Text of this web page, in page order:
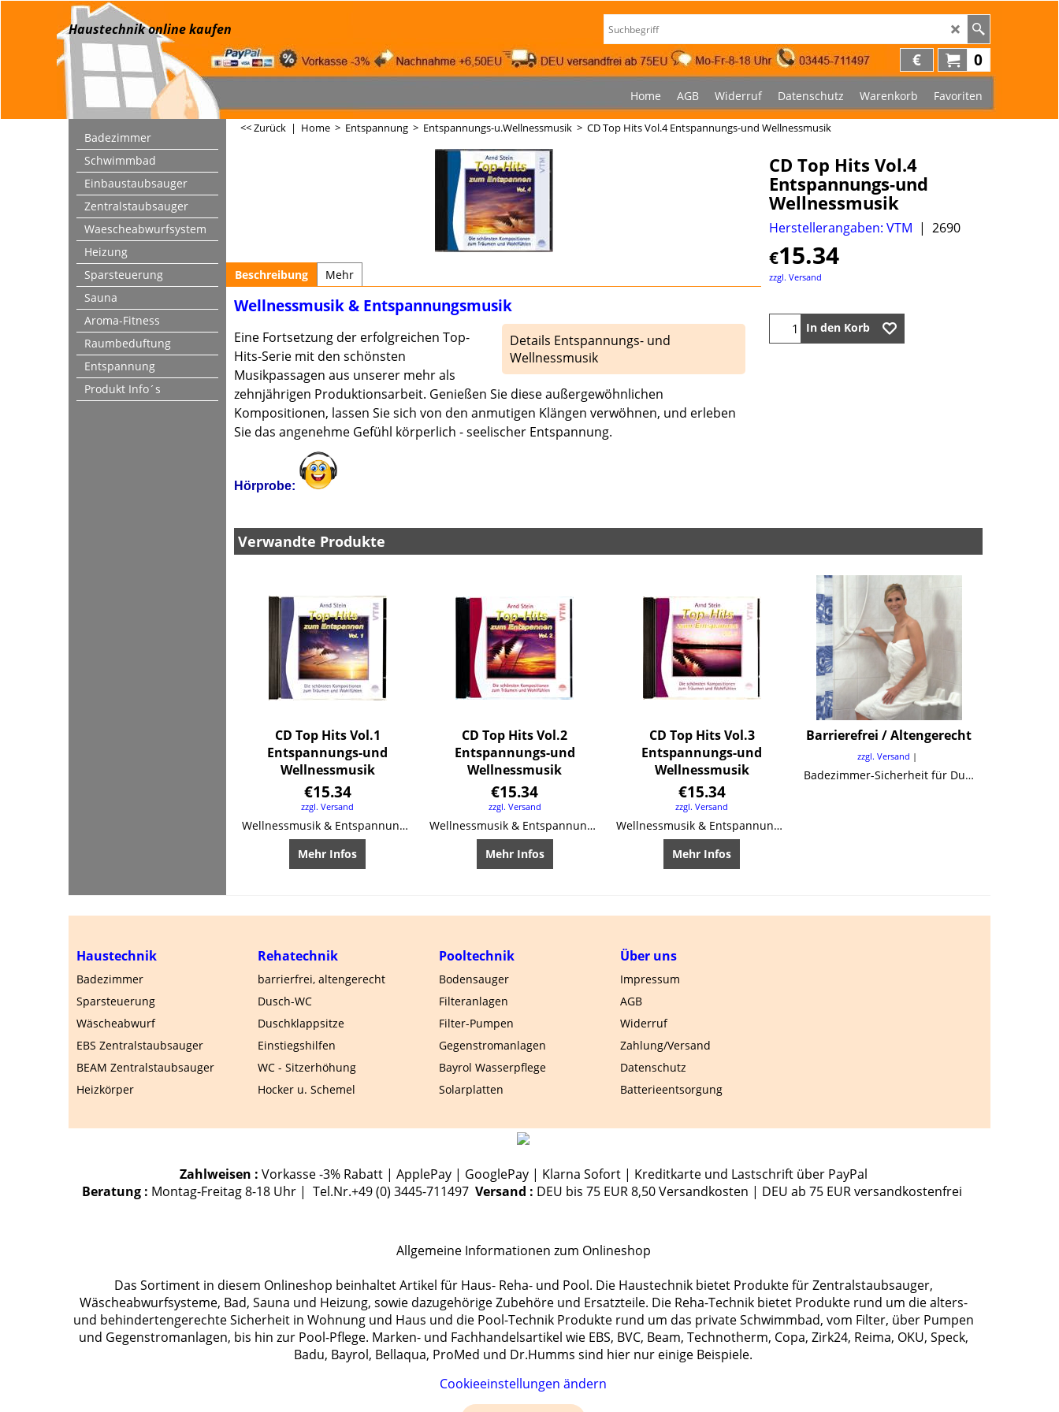
Haustechnik online kaufen
0
€
Home AGB Widerruf Datenschutz Warenkorb Favoriten
Badezimmer
Schwimmbad
Einbaustaubsauger
Zentralstaubsauger
Waescheabwurfsystem
Heizung
Sparsteuerung
Sauna
Aroma-Fitness
Raumbeduftung
Entspannung
Produkt Info´s
<< Zurück | Home > Entspannung > Entspannungs-u.Wellnessmusik > CD Top Hits Vol.4 Entspannungs-und Wellnessmusik
CD Top Hits Vol.4
Entspannungs-und
Wellnessmusik
Herstellerangaben: VTM 2690
€15.34
zzgl. Versand
In den Korb
Beschreibung Mehr
Wellnessmusik & Entspannungsmusik
Details Entspannungs- und
Wellnessmusik
Eine Fortsetzung der erfolgreichen Top-
Hits-Serie mit den schönsten
Musikpassagen aus unserer mehr als
zehnjährigen Produktionsarbeit. Genießen Sie diese außergewöhnlichen
Kompositionen, lassen Sie sich von den anmutigen Klängen verwöhnen, und erleben
Sie das angenehme Gefühl körperlich - seelischer Entspannung.
Hörprobe:
Verwandte Produkte
CD Top Hits Vol.1
Entspannungs-und
Wellnessmusik
€15.34
zzgl. Versand
Wellnessmusik & Entspannungsmusik
Mehr Infos
CD Top Hits Vol.2
Entspannungs-und
Wellnessmusik
€15.34
zzgl. Versand
Wellnessmusik & Entspannungsmusik
Mehr Infos
CD Top Hits Vol.3
Entspannungs-und
Wellnessmusik
€15.34
zzgl. Versand
Wellnessmusik & Entspannungsmusik
Mehr Infos
Barrierefrei / Altengerecht
zzgl. Versand
Badezimmer-Sicherheit für Dusche, Badewanne, Waschbecken und WC.
Haustechnik
Badezimmer
Sparsteuerung
Wäscheabwurf
EBS Zentralstaubsauger
BEAM Zentralstaubsauger
Heizkörper
Rehatechnik
barrierfrei, altengerecht
Dusch-WC
Duschklappsitze
Einstiegshilfen
WC - Sitzerhöhung
Hocker u. Schemel
Pooltechnik
Bodensauger
Filteranlagen
Filter-Pumpen
Gegenstromanlagen
Bayrol Wasserpflege
Solarplatten
Über uns
Impressum
AGB
Widerruf
Zahlung/Versand
Datenschutz
Batterieentsorgung
Zahlweisen : Vorkasse -3% Rabatt | ApplePay | GooglePay | Klarna Sofort | Kreditkarte und Lastschrift über PayPal
Beratung : Montag-Freitag 8-18 Uhr | Tel.Nr.+49 (0) 3445-711497 Versand : DEU bis 75 EUR 8,50 Versandkosten | DEU ab 75 EUR versandkostenfrei
Allgemeine Informationen zum Onlineshop
Das Sortiment in diesem Onlineshop beinhaltet Artikel für Haus- Reha- und Pool. Die Haustechnik bietet Produkte für Zentralstaubsauger,
Wäscheabwurfsysteme, Bad, Sauna und Heizung, sowie dazugehörige Zubehöre und Ersatzteile. Die Reha-Technik bietet Produkte rund um die alters-
und behindertengerechte Sicherheit in Wohnung und Haus und die Pool-Technik Produkte rund um das private Schwimmbad, vom Filter, über Pumpen
und Gegenstromanlagen, bis hin zur Pool-Pflege. Marken- und Fachhandelsartikel wie EBS, BVC, Beam, Technotherm, Copa, Zirk24, Reima, OKU, Speck,
Badu, Bayrol, Bellaqua, ProMed und Dr.Humms sind hier nur einige Beispiele.
Cookieeinstellungen ändern